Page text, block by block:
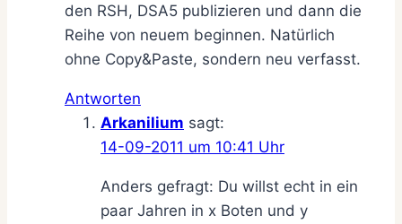
den RSH, DSA5 publizieren und dann die
Reihe von neuem beginnen. Natürlich
ohne Copy&Paste, sondern neu verfasst.
Antworten
Arkanilium sagt:
14-09-2011 um 10:41 Uhr
Anders gefragt: Du willst echt in ein
paar Jahren in x Boten und y